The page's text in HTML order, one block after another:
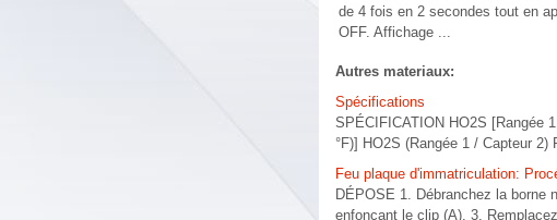
de 4 fois en 2 secondes tout en
OFF. Affichage ...
Autres materiaux:
Spécifications
SPÉCIFICATION HO2S [Rangée
°F)] HO2S (Rangée 1 / Capteur 2)
Feu plaque d'immatriculation:
DÉPOSE 1. Débranchez la borne
enfonçant le clip (A). 3.